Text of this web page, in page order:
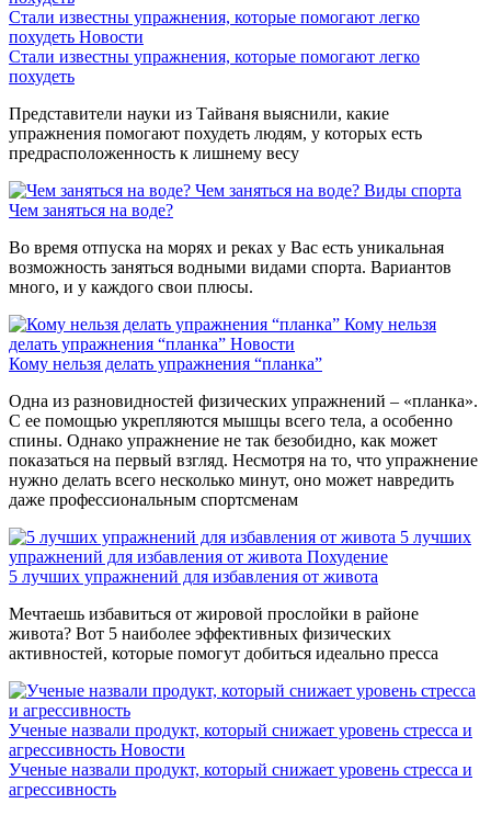
Стали известны упражнения, которые помогают легко
похудеть Новости
Стали известны упражнения, которые помогают легко
похудеть
Представители науки из Тайваня выяснили, какие
упражнения помогают похудеть людям, у которых есть
предрасположенность к лишнему весу
Чем заняться на воде? Виды спорта
Чем заняться на воде?
Во время отпуска на морях и реках у Вас есть уникальная
возможность заняться водными видами спорта. Вариантов
много, и у каждого свои плюсы.
Кому нельзя
делать упражнения “планка” Новости
Кому нельзя делать упражнения “планка”
Одна из разновидностей физических упражнений – «планка».
С ее помощью укрепляются мышцы всего тела, а особенно
спины. Однако упражнение не так безобидно, как может
показаться на первый взгляд. Несмотря на то, что упражнение
нужно делать всего несколько минут, оно может навредить
даже профессиональным спортсменам
5 лучших
упражнений для избавления от живота Похудение
5 лучших упражнений для избавления от живота
Мечтаешь избавиться от жировой прослойки в районе
живота? Вот 5 наиболее эффективных физических
активностей, которые помогут добиться идеально пресса
Ученые назвали продукт, который снижает уровень стресса и
агрессивность Новости
Ученые назвали продукт, который снижает уровень стресса и
агрессивность